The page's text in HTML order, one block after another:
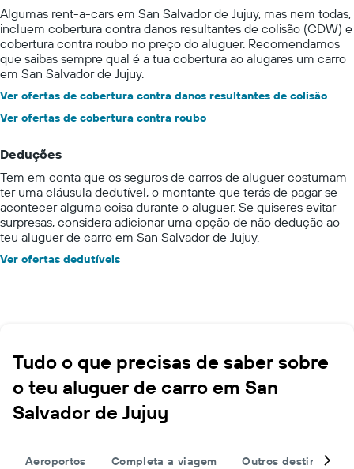
Algumas rent-a-cars em San Salvador de Jujuy, mas nem todas,
incluem cobertura contra danos resultantes de colisão (CDW) e
cobertura contra roubo no preço do aluguer. Recomendamos
que saibas sempre qual é a tua cobertura ao alugares um carro
em San Salvador de Jujuy.
Ver ofertas de cobertura contra danos resultantes de colisão
Ver ofertas de cobertura contra roubo
Deduções
Tem em conta que os seguros de carros de aluguer costumam
ter uma cláusula dedutível, o montante que terás de pagar se
acontecer alguma coisa durante o aluguer. Se quiseres evitar
surpresas, considera adicionar uma opção de não dedução ao
teu aluguer de carro em San Salvador de Jujuy.
Ver ofertas dedutíveis
Tudo o que precisas de saber sobre
o teu aluguer de carro em San
Salvador de Jujuy
Aeroportos Completa a viagem Outros destinos